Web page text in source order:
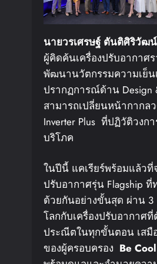
นายวรเศรษฐ์ ตันติศิริวัฒน์
ผู้คิดค้นเครื่องปรับอากาศ
พัฒนานวัตกรรมความเย็น
ปรากฏการณ์ด้าน Design
สามารถเปลี่ยนหน้ากากล
Inverter Plus ที่ปฏิวัติวง
บริโภค
ในปีนี้ แคเรียร์พร้อมแล้ว
ปรับอากาศรุ่น Flagship
ด้วยกันอย่างขั้นสุด ผ่าน 3
โลกกับเครื่องปรับอากาศที่
ประณีตในทุกขั้นตอน เส
ของผู้ครอบครอง Be